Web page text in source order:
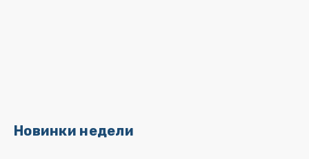
Новинки недели